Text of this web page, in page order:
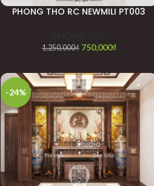
PHONG THO RC NEWMILI PT003
1,250,000₫ 750,000₫
-24%